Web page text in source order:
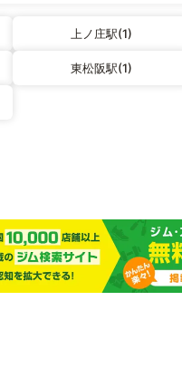
上ノ庄駅(1)
東松阪駅(1)